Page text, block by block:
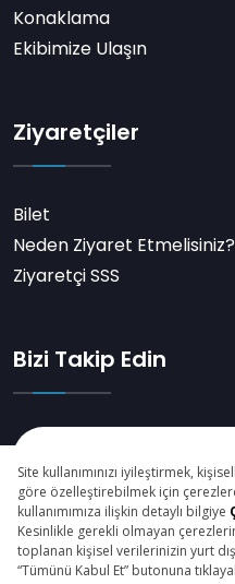
Konaklama
Ekibimize Ulaşın
Ziyaretçiler
Bilet
Neden Ziyaret Etmelisiniz?
Ziyaretçi SSS
Bizi Takip Edin